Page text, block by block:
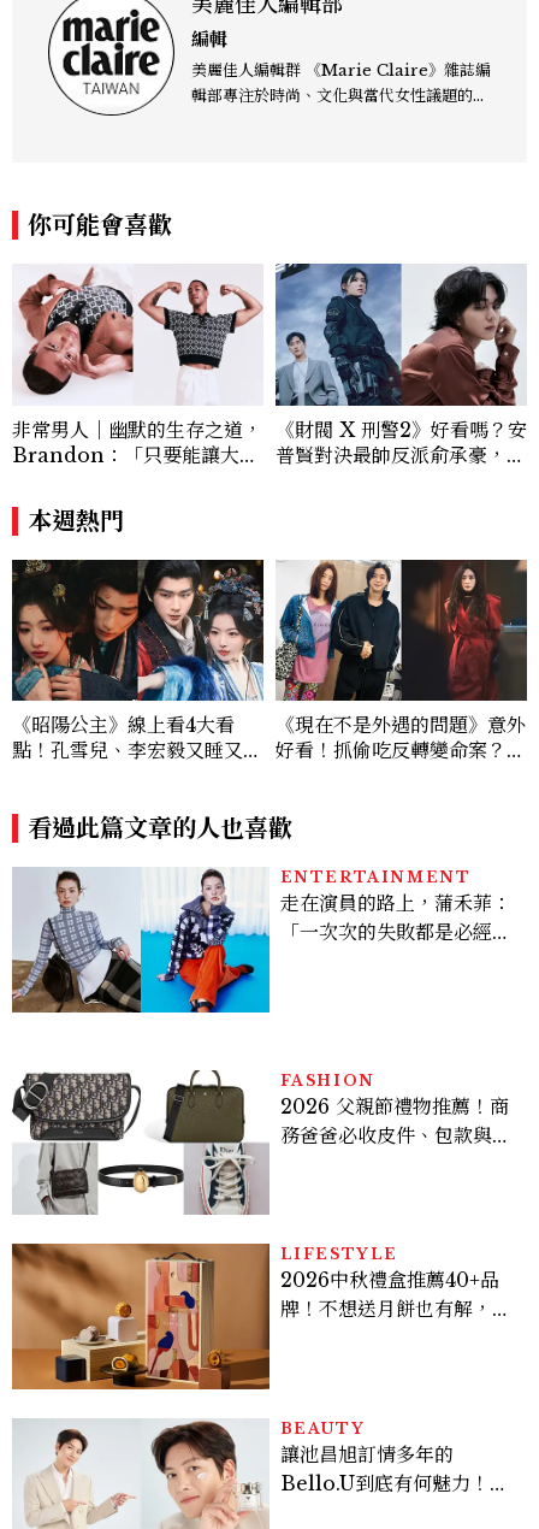
編輯
美麗佳人編輯群 《Marie Claire》雜誌編
輯部專注於時尚、文化與當代女性議題的深
視角與編輯直覺，引領讀者探索女性多元面
貌與生活品味風格的無限可能。
你可能會喜歡
非常男人｜幽默的生存之道，
Brandon：「只要能讓大家
讓敵人成為朋友。」
《財閥 X 刑警2》好看嗎？安
普賢對決最帥反派俞承豪，鄭
本週熱門
《昭陽公主》線上看4大看
點！孔雪兒、李宏毅又睡又鬥
《現在不是外遇的問題》意外
好看！抓偷吃反轉變命案？金
戲，線上看7大看點懶人包
看過此篇文章的人也喜歡
ENTERTAINMENT
走在演員的路上，蒲禾菲：
「一次次的失敗都是必經過
FASHION
2026 父親節禮物推薦！商
務爸爸必收皮件、包款與鞋
LIFESTYLE
2026中秋禮盒推薦40+品
牌！不想送月餅也有解，送
BEAUTY
讓池昌旭訂情多年的
Bello.U到底有何魅力！揭